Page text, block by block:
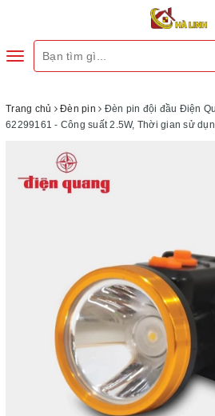
Toggle
Trang chủ Đèn pin
Đèn pin đội đầu Điện
62299161 - Công suất 2.5W, Thời gian sử